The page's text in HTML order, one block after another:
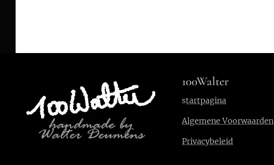
100Walter
startpagina
Algemene Voorwaarden
Privacybeleid